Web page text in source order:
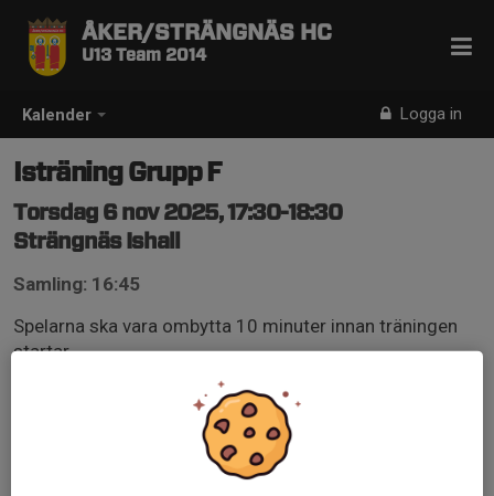
Kalender Logga in
ÅKER/STRÄNGNÄS HC
U13 Team 2014
Isträning Grupp F
Torsdag 6 nov 2025, 17:30-18:30
Strängnäs Ishall
Samling: 16:45
Spelarna ska vara ombytta 10 minuter innan träningen
startar